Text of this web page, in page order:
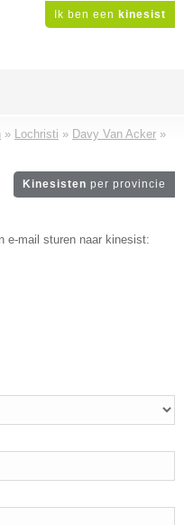
Ik ben een kinesist
» Lochristi » Davy Van Acker »
Kinesisten per provincie
e-mail sturen naar kinesist: